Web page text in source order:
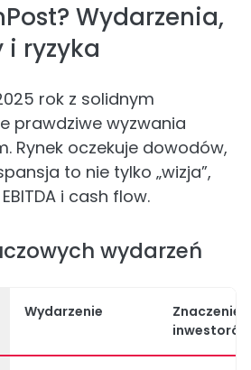
Wydarzenia,
ryzyka
rok z solidnym
prawdziwe wyzwania
Rynek oczekuje dowodów,
to nie tylko „wizja”,
i cash flow.
wydarzeń
Wydarzenie
Znaczenie
inwestorów